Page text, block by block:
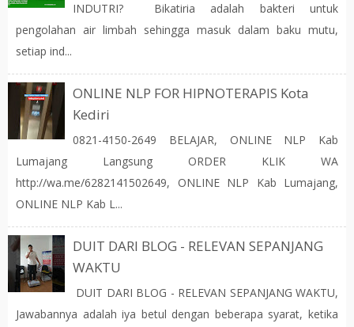
INDUTRI? Bikatiria adalah bakteri untuk
pengolahan air limbah sehingga masuk dalam baku mutu,
setiap ind...
ONLINE NLP FOR HIPNOTERAPIS Kota
Kediri
0821-4150-2649 BELAJAR, ONLINE NLP Kab
Lumajang Langsung ORDER KLIK WA
http://wa.me/6282141502649, ONLINE NLP Kab Lumajang,
ONLINE NLP Kab L...
DUIT DARI BLOG - RELEVAN SEPANJANG
WAKTU
DUIT DARI BLOG - RELEVAN SEPANJANG WAKTU,
Jawabannya adalah iya betul dengan beberapa syarat, ketika